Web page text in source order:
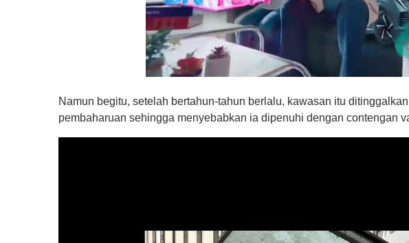
f
1
i
l
Namun begitu, setelah bertahun-tahun berlalu, kawasan itu
pembaharuan sehingga menyebabkan ia dipenuhi dengan contengan